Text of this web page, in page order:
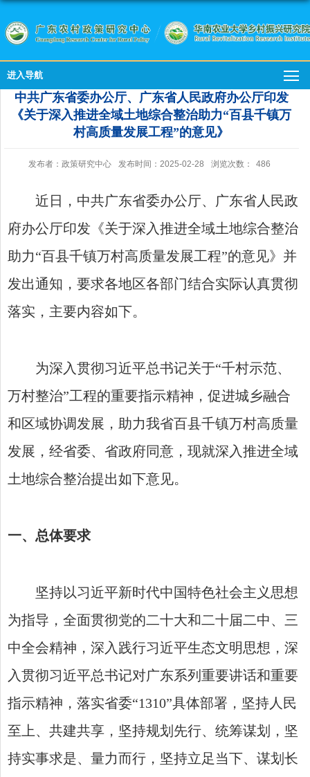
进入导航
中共广东省委办公厅、广东省人民政府办公厅印发
《关于深入推进全域土地综合整治助力“百县千镇万
村高质量发展工程”的意见》
发布者：政策研究中心 发布时间：2025-02-28 浏览次数： 486
近日，中共广东省委办公厅、广东省人民政
府办公厅印发《关于深入推进全域土地综合整治
助力“百县千镇万村高质量发展工程”的意见》并
发出通知，要求各地区各部门结合实际认真贯彻
落实，主要内容如下。
为深入贯彻习近平总书记关于“千村示范、
万村整治”工程的重要指示精神，促进城乡融合
和区域协调发展，助力我省百县千镇万村高质量
发展，经省委、省政府同意，现就深入推进全域
土地综合整治提出如下意见。
一、总体要求
坚持以习近平新时代中国特色社会主义思想
为指导，全面贯彻党的二十大和二十届二中、三
中全会精神，深入践行习近平生态文明思想，深
入贯彻习近平总书记对广东系列重要讲话和重要
指示精神，落实省委“1310”具体部署，坚持人民
至上、共建共享，坚持规划先行、统筹谋划，坚
持实事求是、量力而行，坚持立足当下、谋划长